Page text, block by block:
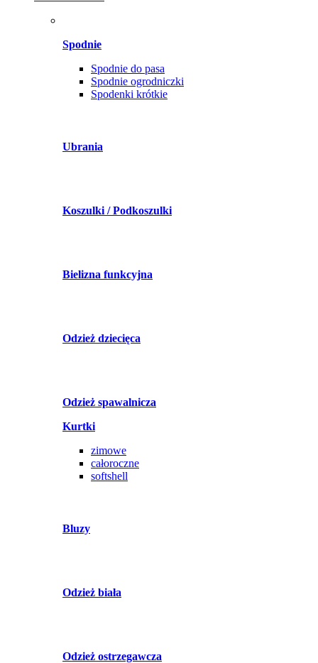
Spodnie
Spodnie do pasa
Spodnie ogrodniczki
Spodenki krótkie
Ubrania
Koszulki / Podkoszulki
Bielizna funkcyjna
Odzież dziecięca
Odzież spawalnicza
Kurtki
zimowe
całoroczne
softshell
Bluzy
Odzież biała
Odzież ostrzegawcza